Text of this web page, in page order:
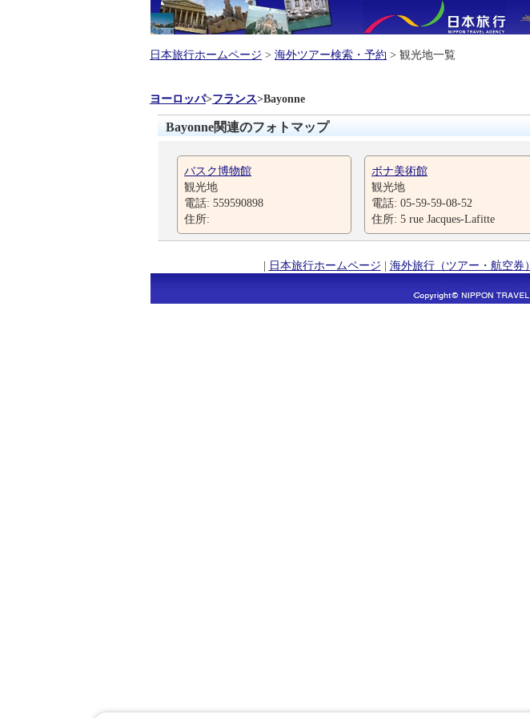
日本旅行ホームページ > 海外ツアー検索・予約 > 観光地一覧
ヨーロッパ>フランス>Bayonne
Bayonne関連のフォトマップ
バスク博物館
観光地
電話: 559590898
住所:
ボナ美術館
観光地
電話: 05-59-59-08-52
住所: 5 rue Jacques-Lafitte
| 日本旅行ホームページ | 海外旅行（ツアー・航空券）